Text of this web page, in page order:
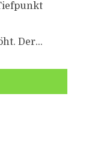
Der...